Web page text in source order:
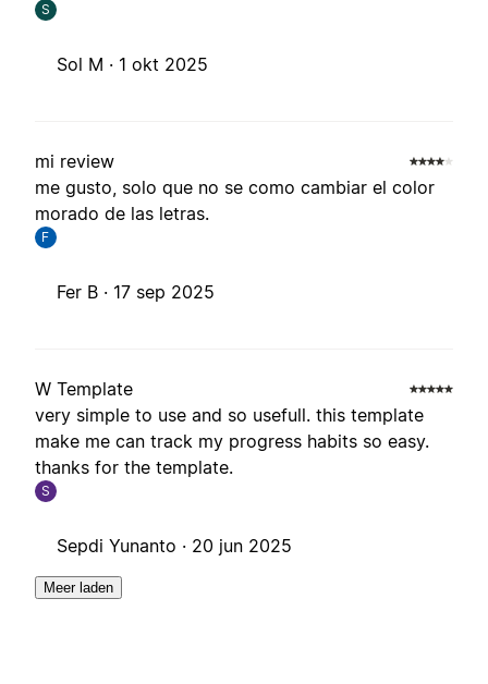
S
Sol M · 1 okt 2025
mi review
me gusto, solo que no se como cambiar el color
morado de las letras.
F
Fer B · 17 sep 2025
W Template
very simple to use and so usefull. this template
make me can track my progress habits so easy.
thanks for the template.
S
Sepdi Yunanto · 20 jun 2025
Meer laden